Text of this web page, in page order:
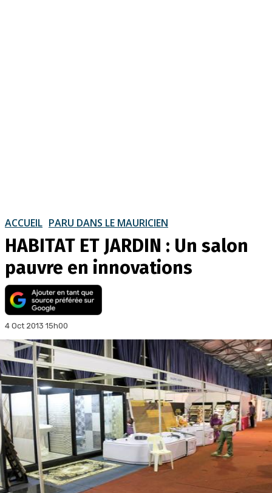
ACCUEIL PARU DANS LE MAURICIEN
HABITAT ET JARDIN : Un salon
pauvre en innovations
4 Oct 2013 15h00